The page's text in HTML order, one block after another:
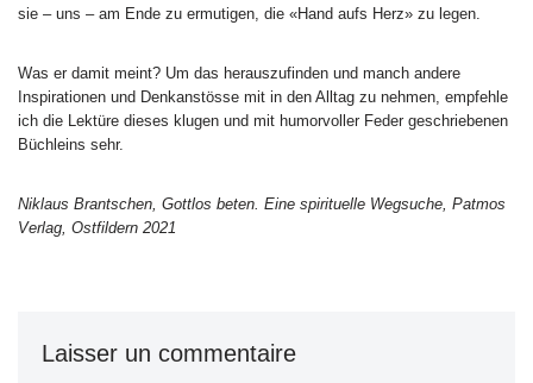
sie – uns – am Ende zu ermutigen, die «Hand aufs Herz» zu legen.
Was er damit meint? Um das herauszufinden und manch andere
Inspirationen und Denkanstösse mit in den Alltag zu nehmen, empfehle
ich die Lektüre dieses klugen und mit humorvoller Feder geschriebenen
Büchleins sehr.
Niklaus Brantschen, Gottlos beten. Eine spirituelle Wegsuche, Patmos
Verlag, Ostfildern 2021
Laisser un commentaire